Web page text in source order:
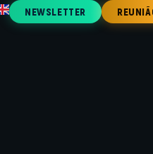
NEWSLETTER